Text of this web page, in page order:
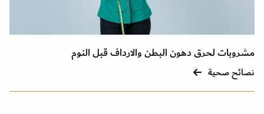
مشروبات لحرق دهون البطن والارداف قبل النوم
نصائح صحية